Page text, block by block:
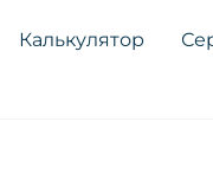
Калькулятор